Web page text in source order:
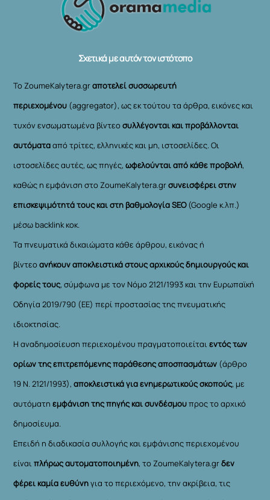
To
Σχετικά με αυτόν τον ιστότοπο
Το ZoumeKalytera.grαποτελεί συσσωρευτή
περιεχομένου (aggregator), ως εκ τούτου τα άρθρα, εικόνες και
τυχόν ενσωματωμένα βίντεοσυλλέγονται και προβάλλονται
αυτόματααπό τρίτες, ελληνικές και μη, ιστοσελίδες. Οι
ιστοσελίδες αυτές, ως πηγές,ωφελούνται από κάθε προβολή,
καθώς η εμφάνιση στο ZoumeKalytera.grσυνεισφέρει στην
επισκεψιμότητά τους και στη βαθμολογία SEO(Google κ.λπ.)
μέσω backlink κοκ.
Τα πνευματικά δικαιώματα κάθε άρθρου, εικόνας ή
βίντεοανήκουν αποκλειστικά στους αρχικούς δημιουργούς και
φορείς τους, σύμφωνα με τον Νόμο 2121/1993 και την Ευρωπαϊκή
Οδηγία 2019/790 (ΕΕ) περί προστασίας της πνευματικής
ιδιοκτησίας.
Η αναδημοσίευση περιεχομένου πραγματοποιείταιεντός των
ορίων της επιτρεπόμενης παράθεσης αποσπασμάτων (άρθρο
19 Ν. 2121/1993), αποκλειστικά για ενημερωτικούς σκοπούς, με
αυτόματηεμφάνιση της πηγής και συνδέσμουπρος το αρχικό
δημοσίευμα.
Επειδή η διαδικασία συλλογής και εμφάνισης περιεχομένου
είναιπλήρως αυτοματοποιημένη, το ZoumeKalytera.grδεν
φέρει καμία ευθύνηγια το περιεχόμενο, την ακρίβεια, τις